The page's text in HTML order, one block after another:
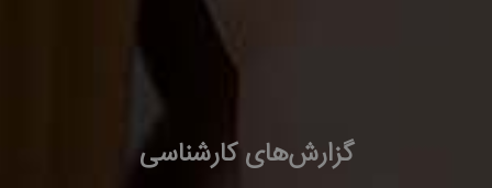
گزارش‌های کارشناسی